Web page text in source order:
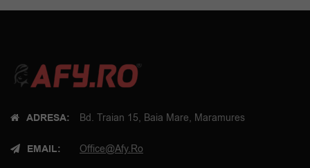
ADRESA: Bd. Traian 15, Baia Mare, Maramures
EMAIL: Office@afy.ro